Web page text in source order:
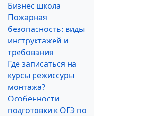
Бизнес школа
Пожарная
безопасность: виды
инструктажей и
требования
Где записаться на
курсы режиссуры
монтажа?
Особенности
подготовки к ОГЭ по